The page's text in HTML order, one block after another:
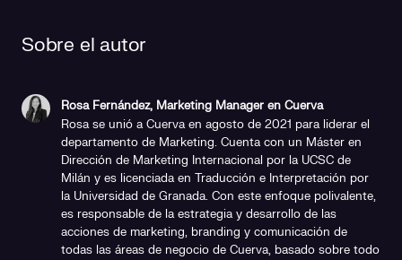
Sobre el autor
Rosa Fernández, Marketing Manager en Cuerva
Rosa se unió a Cuerva en agosto de 2021 para liderar el
departamento de Marketing. Cuenta con un Máster en
Dirección de Marketing Internacional por la UCSC de
Milán y es licenciada en Traducción e Interpretación por
la Universidad de Granada. Con este enfoque polivalente,
es responsable de la estrategia y desarrollo de las
acciones de marketing, branding y comunicación de
todas las áreas de negocio de Cuerva, basado sobre todo